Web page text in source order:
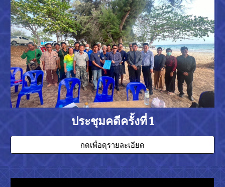
ประชุมคดีครั้งที่ 1
กดเพื่อดุรายละเอียด